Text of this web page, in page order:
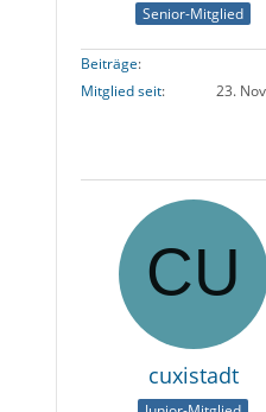
Senior-Mitglied
Beiträge
Mitglied seit
23.
cuxistadt